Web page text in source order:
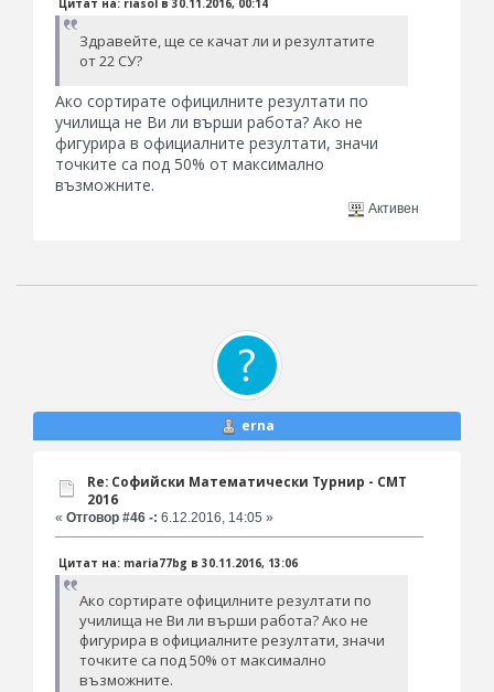
Здравейте, ще се качат ли и резултатите
от 22 СУ?
Ако сортирате официлните резултати по
училища не Ви ли върши работа? Ако не
фигурира в официалните резултати, значи
точките са под 50% от максимално
възможните.
Активен
erna
Re: Софийски Математически Турнир - СМТ
2016
« Отговор #46 -: 6.12.2016, 14:05 »
Цитат на: maria77bg в 30.11.2016, 13:06
Ако сортирате официлните резултати по
училища не Ви ли върши работа? Ако не
фигурира в официалните резултати, значи
точките са под 50% от максимално
възможните.